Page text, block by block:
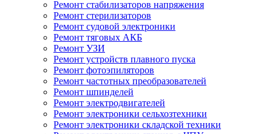
Ремонт стабилизаторов напряжения
Ремонт стерилизаторов
Ремонт судовой электроники
Ремонт тяговых АКБ
Ремонт УЗИ
Ремонт устройств плавного пуска
Ремонт фотоэпиляторов
Ремонт частотных преобразователей
Ремонт шпинделей
Ремонт электродвигателей
Ремонт электроники сельхозтехники
Ремонт электроники складской техники